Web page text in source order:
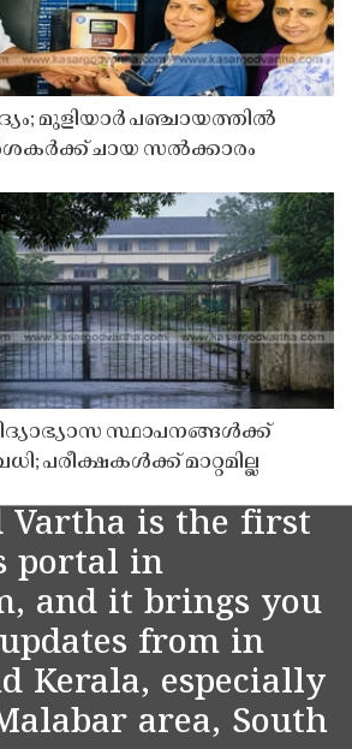
മുളിയാർ പഞ്ചായത്തിൽ
ചായ സൽക്കാരം
സ്ഥാപനങ്ങൾക്ക്
പരീക്ഷകൾക്ക് മാറ്റമില്ല
Vartha is the first
portal in
and it brings you
from in
Kerala, especially
area, South